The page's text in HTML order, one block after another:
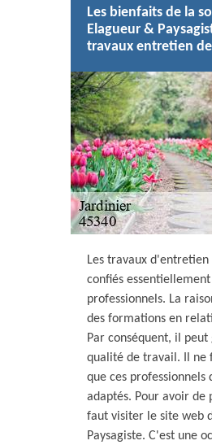
Les bienfaits de la
Elagueur &
travaux entretien
Les travaux
confiés
professionnels. La
des formations en
Par conséquent, il
qualité de travail. Il ne
que ces professionnels
adaptés. Pour avoir de
faut visiter le site web
Paysagiste. C'est une